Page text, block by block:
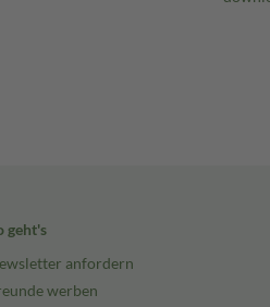
geht's
anfordern
werben